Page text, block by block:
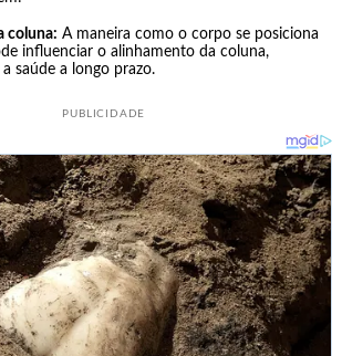
coluna: A maneira como o corpo se posiciona
influenciar o alinhamento da coluna,
saúde a longo prazo.
PUBLICIDADE